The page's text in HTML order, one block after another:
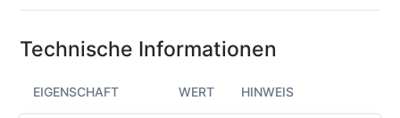
HTTP-
Test
Technische Informationen
EIGENSCHAFT WERT HINWEIS